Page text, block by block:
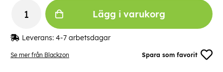
Se mer från Blackzon Spara som favorit
Lägg i varukorg
Leverans: 4-7 arbetsdagar